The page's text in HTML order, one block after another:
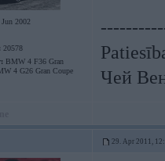
Jun 2002
20578
BMW 4 F36 Gran
4 G26 Gran Coupe
Чей
29. Apr 2011,